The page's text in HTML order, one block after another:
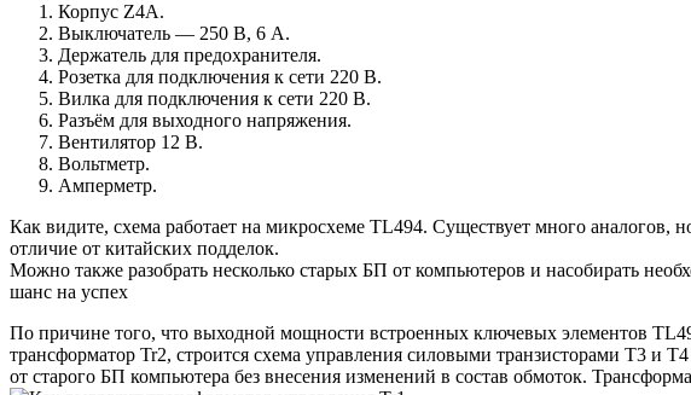
Корпус Z4A.
Выключатель — 250 В, 6 А.
Держатель для предохранителя.
Розетка для подключения к сети 220 В.
Вилка для подключения к сети 220 В.
Разъём для выходного напряжения.
Вентилятор 12 В.
Вольтметр.
Амперметр.
Как видите, схема работает на микросхеме TL494. Существует много
отличие от китайских подделок.
Можно также разобрать несколько старых БП от компьютеров и насобирать
шанс на успех
По причине того, что выходной мощности встроенных ключевых элементов
трансформатор Tr2, строится схема управления силовыми транзисторами T3 и
от старого БП компьютера без внесения изменений в состав обмоток.